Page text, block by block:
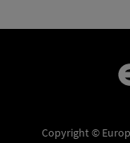
Copyright ©